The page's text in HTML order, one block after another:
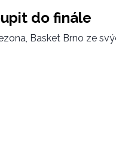
do finále
Basket Brno ze